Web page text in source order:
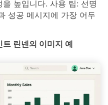
높입니다. 사용 팁: 선명
성공 메시지에 가장 어두
린넨의 이미지 예